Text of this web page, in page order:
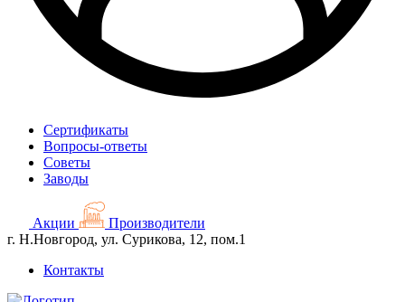
Сертификаты
Вопросы-ответы
Советы
Заводы
Акции
Производители
г. Н.Новгород, ул. Сурикова, 12, пом.1
Контакты